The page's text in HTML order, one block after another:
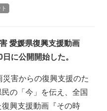
愛媛県復興支援動画
に公開開始した。
害からの復興支援のた
の「今」を伝え、全国
興支援動画『その時